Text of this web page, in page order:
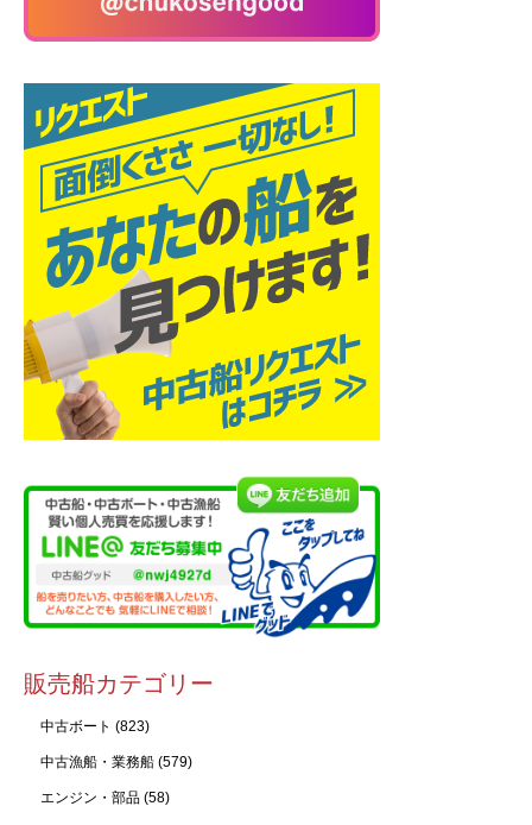
販売船カテゴリー
中古ボート (823)
中古漁船・業務船 (579)
エンジン・部品 (58)